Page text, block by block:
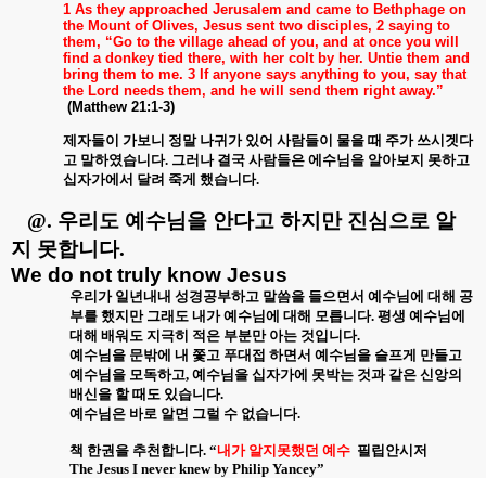
1 As they approached Jerusalem and came to Bethphage on
the Mount of Olives, Jesus sent two disciples, 2 saying to
them, “Go to the village ahead of you, and at once you will
find a donkey tied there, with her colt by her. Untie them and
bring them to me. 3 If anyone says anything to you, say that
the Lord needs them, and he will send them right away.”
(Matthew 21:1-3)
제자들이 가보니 정말 나귀가 있어 사람들이 물을 때 주가 쓰시겟다
고 말하였습니다. 그러나 결국 사람들은 에수님을 알아보지 못하고
십자가에서 달려 죽게 했습니다.
@. 우리도 예수님을 안다고 하지만 진심으로 알
지 못합니다.
We do not truly know Jesus
우리가 일년내내 성경공부하고 말씀을 들으면서 예수님에 대해 공
부를 했지만 그래도 내가 예수님에 대해 모릅니다. 평생 예수님에
대해 배워도 지극히 적은 부분만 아는 것입니다.
예수님을 문밖에 내 쫓고 푸대접 하면서 예수님을 슬프게 만들고
예수님을 모독하고, 예수님을 십자가에 못박는 것과 같은 신앙의
배신을 할 때도 있습니다.
예수님은 바로 알면 그럴 수 없습니다.
책 한권을 추천합니다. “내가 알지못했던 예수 필립안시저
The Jesus I never knew by Philip Yancey”